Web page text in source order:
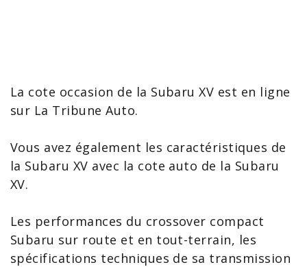
La cote occasion de la Subaru XV est en ligne
sur La Tribune Auto.
Vous avez également les caractéristiques de
la Subaru XV avec la cote auto de la Subaru
XV.
Les performances du crossover compact
Subaru sur route et en tout-terrain, les
spécifications techniques de sa transmission